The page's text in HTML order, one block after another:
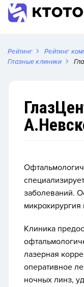
Рейтинг Рейтинг
Глазные клиники
заболеваний.
микрохирургия
Клиника
лазерная
оперативное
ночных линз,